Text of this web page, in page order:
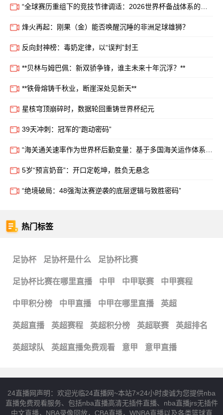
“全球赛历重组下的竞技节律调适：2026世界杯备战体系的拓扑升级路径”
烽火再起：刚果（金）能否唤醒沉睡的非洲足球雄狮？
反向封神榜：毒奶定律，以“误判”封王
**贝林与姆巴佩：新双骄争锋，谁主未来十年沉浮？**
**铁骨熔铸千秋业，断崖深处见新天**
星核穹顶崩碎时，数据轮回重铸世界杯纪元
39天冲刺：冠军的“跑动密码”
“海关通关速率作为世界杯后勤变量：基于多国海关运作体系的战术评估框架”
5岁“预言奶音”：开口定乾坤，胜负无悬念
“绝境破局：48强淘汰赛逆袭的底层逻辑与致胜密码”
热门标签
足协杯 足协杯是什么 足协杯比赛
足协杯比赛在哪里直播 中甲 中甲联赛 中甲赛程
中甲积分榜 中甲直播 中甲在哪里直播 英超
英超直播 英超赛程 英超积分榜 英超联赛 英超排名
英超球队 英超直播免费观看 意甲 意甲直播
24直播网声明：欢迎光临24直播网~本站7×24小时虔诚为您提供nba
直播免费观看服务、包括nba直播高清无插件直播、nba直播jrs无插件
中文直播，NBA录像回放，CBA直播，WNBA直播以及各类篮球直